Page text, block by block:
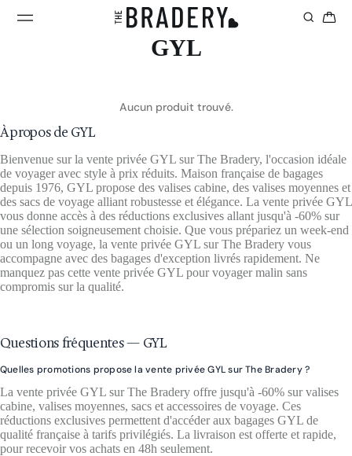
GYL
Aucun produit trouvé.
À propos de GYL
Bienvenue sur la vente privée GYL sur The Bradery, l'occasion idéale
de voyager avec style à prix réduits. Maison française de bagages
depuis 1976, GYL propose des valises cabine, des valises moyennes et
des sacs de voyage alliant robustesse et élégance. La vente privée GYL
vous donne accès à des réductions exclusives allant jusqu'à -60% sur
une sélection soigneusement choisie. Que vous prépariez un week-end
ou un long voyage, la vente privée GYL sur The Bradery vous
accompagne avec des bagages d'exception livrés rapidement. Ne
manquez pas cette vente privée GYL pour voyager malin sans
compromis sur la qualité.
Questions fréquentes — GYL
Quelles promotions propose la vente privée GYL sur The Bradery ?
La vente privée GYL sur The Bradery offre jusqu'à -60% sur valises
cabine, valises moyennes, sacs et accessoires de voyage. Ces
réductions exclusives permettent d'accéder aux bagages GYL de
qualité française à tarifs privilégiés. La livraison est offerte et rapide,
pour recevoir vos achats en 48h seulement.